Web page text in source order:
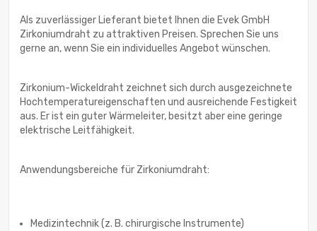
Als zuverlässiger Lieferant bietet Ihnen die Evek GmbH
Zirkoniumdraht zu attraktiven Preisen. Sprechen Sie uns
gerne an, wenn Sie ein individuelles Angebot wünschen.
Zirkonium-Wickeldraht zeichnet sich durch ausgezeichnete
Hochtemperatureigenschaften und ausreichende Festigkeit
aus. Er ist ein guter Wärmeleiter, besitzt aber eine geringe
elektrische Leitfähigkeit.
Anwendungsbereiche für Zirkoniumdraht:
Medizintechnik (z. B. chirurgische Instrumente)